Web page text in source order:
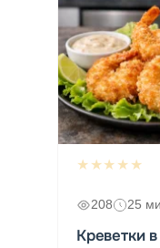
★★★★★
208 25
Креветки